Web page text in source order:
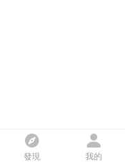
發現 我的